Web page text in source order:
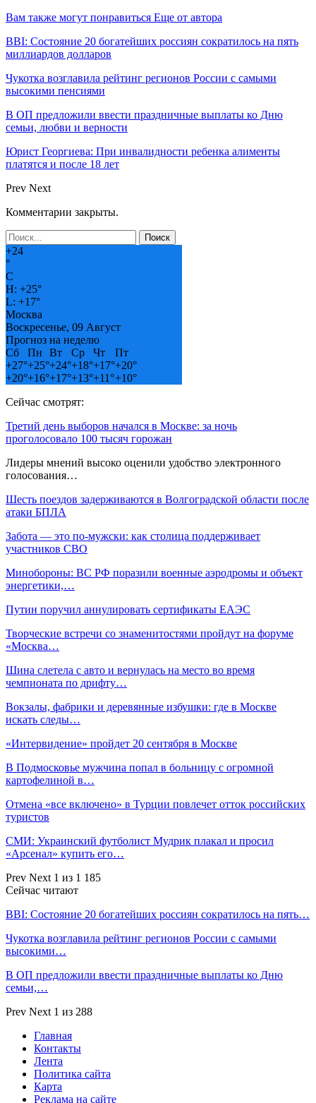
Вам также могут понравиться Еще от автора
BBI: Состояние 20 богатейших россиян сократилось на пять
миллиардов долларов
Чукотка возглавила рейтинг регионов России с самыми
высокими пенсиями
В ОП предложили ввести праздничные выплаты ко Дню
семьи, любви и верности
Юрист Георгиева: При инвалидности ребенка алименты
платятся и после 18 лет
Prev Next
Комментарии закрыты.
+24
°
C
H: +25°
L: +17°
Москва
Воскресенье, 09 Август
Прогноз на неделю
Сб
Пн Вт Ср Чт
Пт
+27°+25°+24°+18°+17°+20°
+20°+16°+17°+13°+11°+10°
Сейчас смотрят:
Третий день выборов начался в Москве: за ночь
проголосовало 100 тысяч горожан
Лидеры мнений высоко оценили удобство электронного
голосования…
Шесть поездов задерживаются в Волгоградской области после
атаки БПЛА
Забота — это по-мужски: как столица поддерживает
участников СВО
Минобороны: ВС РФ поразили военные аэродромы и объект
энергетики,…
Путин поручил аннулировать сертификаты ЕАЭС
Творческие встречи со знаменитостями пройдут на форуме
«Москва…
Шина слетела с авто и вернулась на место во время
чемпионата по дрифту…
Вокзалы, фабрики и деревянные избушки: где в Москве
искать следы…
«Интервидение» пройдет 20 сентября в Москве
В Подмосковье мужчина попал в больницу с огромной
картофелиной в…
Отмена «все включено» в Турции повлечет отток российских
туристов
СМИ: Украинский футболист Мудрик плакал и просил
«Арсенал» купить его…
Prev Next 1 из 1 185
Сейчас читают
BBI: Состояние 20 богатейших россиян сократилось на пять…
Чукотка возглавила рейтинг регионов России с самыми
высокими…
В ОП предложили ввести праздничные выплаты ко Дню
семьи,…
Prev Next 1 из 288
Главная
Контакты
Лента
Политика сайта
Карта
Реклама на сайте